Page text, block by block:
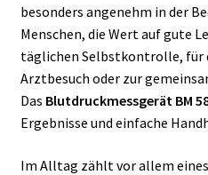
besonders angenehm in der
Menschen, die Wert auf gute
täglichen Selbstkontrolle, für
Arztbesuch oder zur
Das Blutdruckmessgerät BM
Ergebnisse und einfache
Im Alltag zählt vor allem